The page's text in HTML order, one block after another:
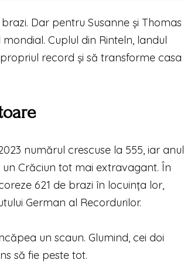
Dar pentru Susanne și Thomas
Cuplul din Rinteln, landul
record și să transforme casa
numărul crescuse la 555, iar anul
Crăciun tot mai extravagant. În
621 de brazi în locuința lor,
German al Recordurilor.
un scaun. Glumind, cei doi
să fie peste tot.